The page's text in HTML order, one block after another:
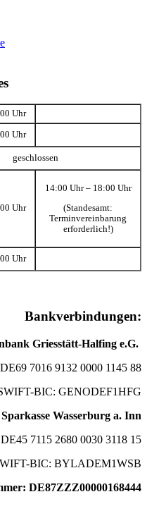
Uhr
Uhr
geschlossen
Uhr
14:00 Uhr – 18:00 Uhr
(Standesamt:
Terminvereinbarung
erforderlich!)
Uhr
Bankverbindungen:
Griesstätt-Halfing e.G.
7016 9132 0000 1145 88
BIC: GENODEF1HFG
Sparkasse Wasserburg a. Inn
7115 2680 0030 3118 15
BIC: BYLADEM1WSB
DE87ZZZ00000168444